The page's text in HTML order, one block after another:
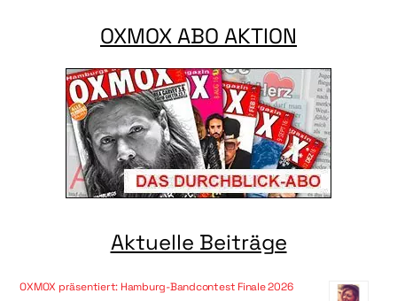
OXMOX ABO AKTION
Aktuelle Beiträge
OXMOX präsentiert: Hamburg-Bandcontest Finale 2026